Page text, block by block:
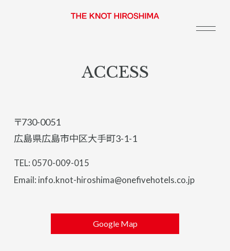
ACCESS
〒730-0051
広島県広島市中区大手町3-1-1
TEL: 0570-009-015
Email: info.knot-hiroshima@onefivehotels.co.jp
Google Map